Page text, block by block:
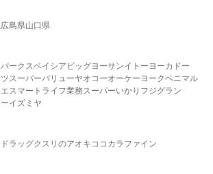
広島県山口県
ークスベイシア ビッグヨーサンイトーヨーカドー
スーパーバリューヤオコーオーケー ヨークベニマル
エスマート ライフ業務スーパーいかり フジグラン
イズミヤ
ラッグクスリのアオキ ココカラファイン